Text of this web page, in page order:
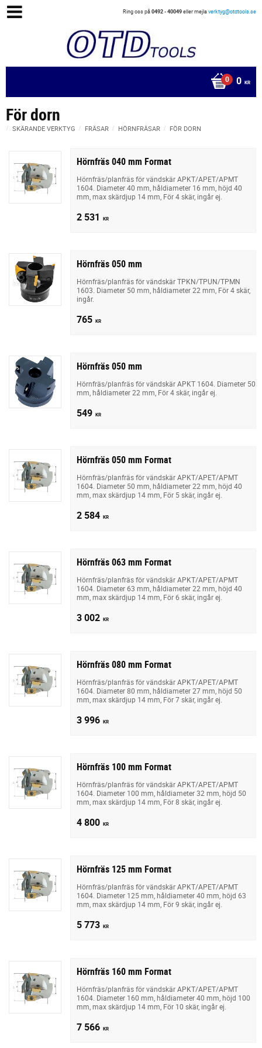
Ring oss på0492 - 40049eller mejlaverktyg@otdtools.se
0 KR
För dorn
SKÄRANDE VERKTYG FRÄSAR HÖRNFRÄSAR FÖR DORN
Hörnfräs 040 mm Format
Hörnfräs/planfräs för vändskär APKT/APET/APMT
1604. Diameter 40 mm, håldiameter 16 mm, höjd 40
mm, max skärdjup 14 mm, För 4 skär, ingår ej.
2 531 KR
Hörnfräs 050 mm
Hörnfräs/planfräs för vändskär TPKN/TPUN/TPMN
1603. Diameter 50 mm, håldiameter 22 mm, För 4 skär,
ingår.
765 KR
Hörnfräs 050 mm
Hörnfräs/planfräs för vändskär APKT 1604. Diameter 50
mm, håldiameter 22 mm, För 4 skär, ingår ej.
549 KR
Hörnfräs 050 mm Format
Hörnfräs/planfräs för vändskär APKT/APET/APMT
1604. Diameter 50 mm, håldiameter 22 mm, höjd 40
mm, max skärdjup 14 mm, För 5 skär, ingår ej.
2 584 KR
Hörnfräs 063 mm Format
Hörnfräs/planfräs för vändskär APKT/APET/APMT
1604. Diameter 63 mm, håldiameter 22 mm, höjd 40
mm, max skärdjup 14 mm, För 6 skär, ingår ej.
3 002 KR
Hörnfräs 080 mm Format
Hörnfräs/planfräs för vändskär APKT/APET/APMT
1604. Diameter 80 mm, håldiameter 27 mm, höjd 50
mm, max skärdjup 14 mm, För 7 skär, ingår ej.
3 996 KR
Hörnfräs 100 mm Format
Hörnfräs/planfräs för vändskär APKT/APET/APMT
1604. Diameter 100 mm, håldiameter 32 mm, höjd 50
mm, max skärdjup 14 mm, För 8 skär, ingår ej.
4 800 KR
Hörnfräs 125 mm Format
Hörnfräs/planfräs för vändskär APKT/APET/APMT
1604. Diameter 125 mm, håldiameter 40 mm, höjd 63
mm, max skärdjup 14 mm, För 9 skär, ingår ej.
5 773 KR
Hörnfräs 160 mm Format
Hörnfräs/planfräs för vändskär APKT/APET/APMT
1604. Diameter 160 mm, håldiameter 40 mm, höjd 100
mm, max skärdjup 14 mm, För 10 skär, ingår ej.
7 566 KR